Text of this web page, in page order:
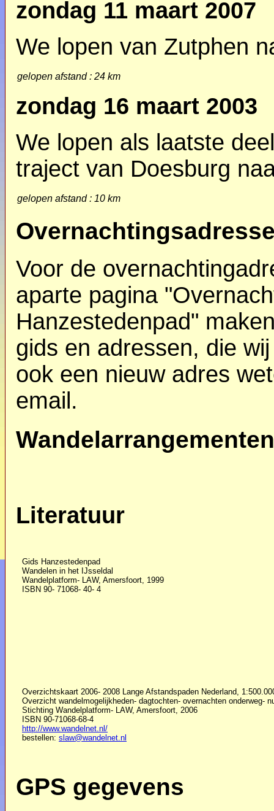
zondag 11 maart 2007
We lopen van Zutphen
gelopen afstand : 24 km
zondag 16 maart 2003
We lopen als laatste
traject van Doesburg
gelopen afstand : 10 km
Voor de
aparte pagina
Hanzestedenpad"
gids en adressen, die
ook een nieuw adres
email.
Literatuur
Gids Hanzestedenpad
Wandelen in het IJsseldal
Wandelplatform- LAW, Amersfoort, 1999
ISBN 90- 71068- 40- 4
Overzichtskaart 2006- 2008 Lange Afstandspaden Nederland,
Overzicht wandelmogelijkheden- dagtochten- overnachten onderweg-
Stichting Wandelplatform- LAW, Amersfoort, 2006
ISBN 90-71068-68-4
http://www.wandelnet.nl/
bestellen: slaw@wandelnet.nl
GPS gegevens